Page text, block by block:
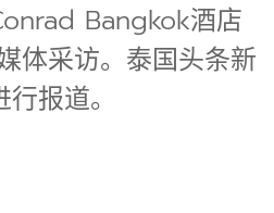
Bangkok酒店
体采访。泰国头条新
报道。